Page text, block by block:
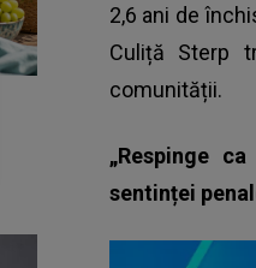
2,6 ani de
Culiță Sterp
comunității.
„Respinge
sentinței